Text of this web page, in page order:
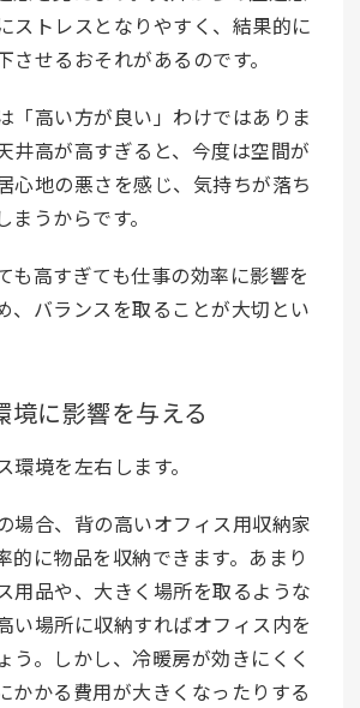
ストレスとなりやすく、結果的に
させるおそれがあるのです。
「高い方が良い」わけではありま
井高が高すぎると、今度は空間が
心地の悪さを感じ、気持ちが落ち
うからです。
も高すぎても仕事の効率に影響を
、バランスを取ることが大切とい
境に影響を与える
境を左右します。
場合、背の高いオフィス用収納家
的に物品を収納できます。あまり
用品や、大きく場所を取るような
い場所に収納すればオフィス内を
う。しかし、冷暖房が効きにくく
かかる費用が大きくなったりする